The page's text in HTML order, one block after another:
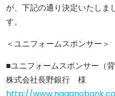
が、下記の通り決定いたしま
す。
＜ユニフォームスポンサー＞
■ユニフォームスポンサー（背
株式会社長野銀行 様